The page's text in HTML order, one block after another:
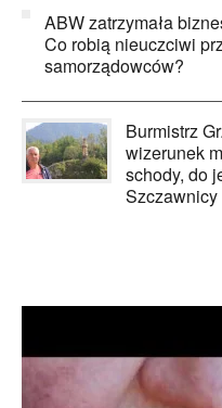
ABW zatrzymała
Co robią nieuczciwi
samorządowców?
Burmistrz
wizerunek
schody, do
Szczawnicy